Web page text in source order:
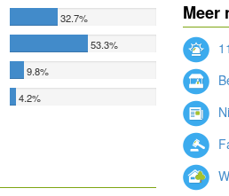
32.7%
53.3%
9.8%
4.2%
Meer